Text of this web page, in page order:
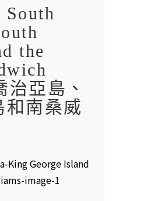
the
亞島、
南桑威